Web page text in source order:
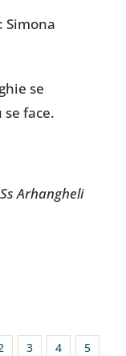
Simona
se
face.
Arhangheli
3 4 5